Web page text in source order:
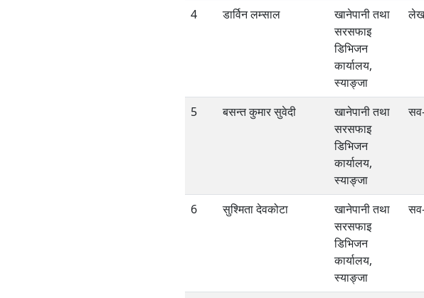
4 डार्विन लम्साल
खानेपानी तथा
सरसफाइ
डिभिजन
कार्यालय,
स्याङ्जा
5 बसन्त कुमार सुवेदी
खानेपानी तथा
सरसफाइ
डिभिजन
कार्यालय,
स्याङ्जा
6 सुश्मिता देवकोटा
खानेपानी तथा
सरसफाइ
डिभिजन
कार्यालय,
स्याङ्जा